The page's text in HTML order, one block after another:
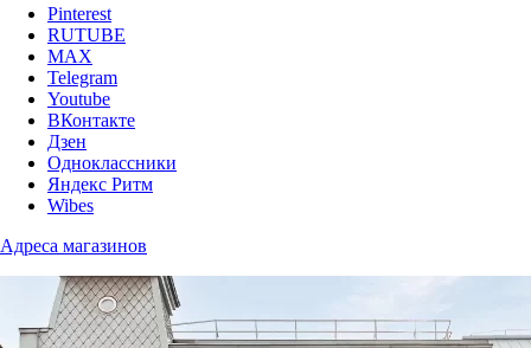
Pinterest
RUTUBE
MAX
Telegram
Youtube
ВКонтакте
Дзен
Одноклассники
Яндекс Ритм
Wibes
Адреса магазинов